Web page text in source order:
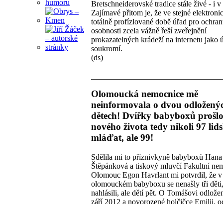
Bretschneiderovské tradice stále živé - i
Zajímavé přitom je, že ve stejné
totálně profízlované době úřad pro
osobnosti zcela vážně řeší zveřejnění
prokazatelných krádeží na internetu jako
soukromí.
(ds)
Olomoucká nemocnice mě
neinformovala o dvou
dětech! Dvířky babyboxů
nového života tedy nikoli 97
mláďat, ale 99!
Sdělila mi to příznivkyně babyboxů Hana
Štěpánková a tiskový mluvčí Fakultní
Olomouc Egon Havrlant mi potvrdil, že v
olomouckém babyboxu se nenašly tři
nahlásili, ale dětí pět. O Tomášovi
září 2012 a novorozené holčičce Emilii,